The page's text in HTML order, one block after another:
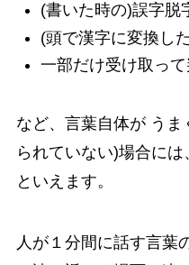
(書いた時の)誤字脱
(頭で漢字に変換し
一部だけ受け取っ
など、言葉自体が う
られていない)場合に
といえます。
人が１分間に話す言葉